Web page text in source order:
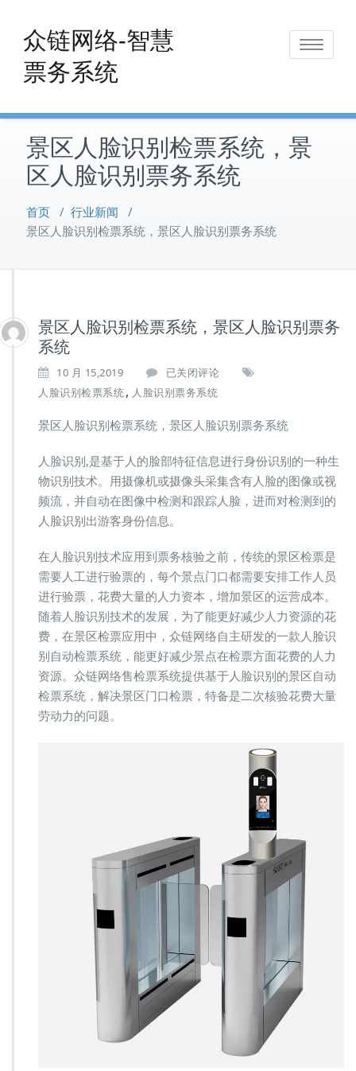
content
众链网络-智慧
票务系统
Toggle
景区人脸识别检票系统，景
区人脸识别票务系统
首页 / 行业新闻 /
景区人脸识别检票系统，景区人脸识别票务系统
景区人脸识别检票系统，景区人脸识别票务
系统
10 月 15,2019
景
区
脸
识
检
票
系
景
人
脸
识
票
务
系
统
已关闭评论
人脸识别检票系统, 人脸识别票务系统
景区人脸识别检票系统，景区人脸识别票务系统
人脸识别,是基于人的脸部特征信息进行身份识别的一种生
物识别技术。用摄像机或摄像头采集含有人脸的图像或视
频流，并自动在图像中检测和跟踪人脸，进而对检测到的
人脸识别出游客身份信息。
在人脸识别技术应用到票务核验之前，传统的景区检票是
需要人工进行验票的，每个景点门口都需要安排工作人员
进行验票，花费大量的人力资本，增加景区的运营成本。
随着人脸识别技术的发展，为了能更好减少人力资源的花
费，在景区检票应用中，众链网络自主研发的一款人脸识
别自动检票系统，能更好减少景点在检票方面花费的人力
资源。众链网络售检票系统提供基于人脸识别的景区自动
检票系统，解决景区门口检票，特备是二次核验花费大量
劳动力的问题。